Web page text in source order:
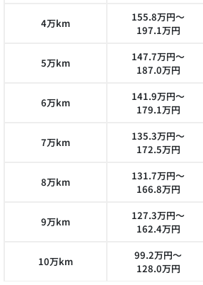
4万km
155.8万円～
197.1万円
5万km
147.7万円～
187.0万円
6万km
141.9万円～
179.1万円
7万km
135.3万円～
172.5万円
8万km
131.7万円～
166.8万円
9万km
127.3万円～
162.4万円
10万km
99.2万円～
128.0万円